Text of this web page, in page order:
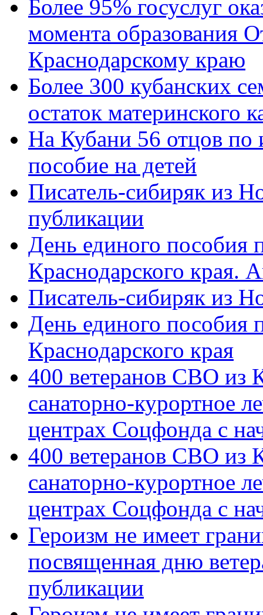
Более 95% госуслуг
момента образования
Краснодарскому краю
Более 300 кубанских
остаток материнского
На Кубани 56 отцов по
пособие на детей
Писатель-сибиряк из
публикации
День единого пособия
Краснодарского края.
Писатель-сибиряк из
День единого пособия
Краснодарского края
400 ветеранов СВО из
санаторно-курортное
центрах Соцфонда с
400 ветеранов СВО из
санаторно-курортное
центрах Соцфонда с
Героизм не имеет
посвященная дню
публикации